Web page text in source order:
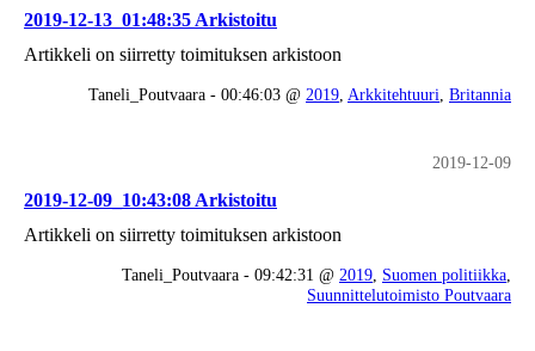
2019-12-13_01:48:35 Arkistoitu
Artikkeli on siirretty toimituksen arkistoon
Taneli_Poutvaara - 00:46:03 @ 2019 Arkkitehtuuri Britannia
2019-12-09
2019-12-09_10:43:08 Arkistoitu
Artikkeli on siirretty toimituksen arkistoon
Taneli_Poutvaara - 09:42:31 @ 2019, Suomen politiikka,
Suunnittelutoimisto Poutvaara